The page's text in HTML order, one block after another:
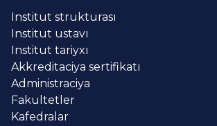
Institut strukturası
Institut ustavı
Institut tariyxı
Akkreditaciya sertifikatı
Administraciya
Fakultetler
Kafedralar